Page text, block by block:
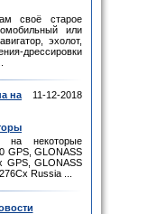
своё старое
или
эхолот,
дрессировки
на
11-12-2018
на некоторые
GPS, GLONASS
GPS, GLONASS
Russia ...